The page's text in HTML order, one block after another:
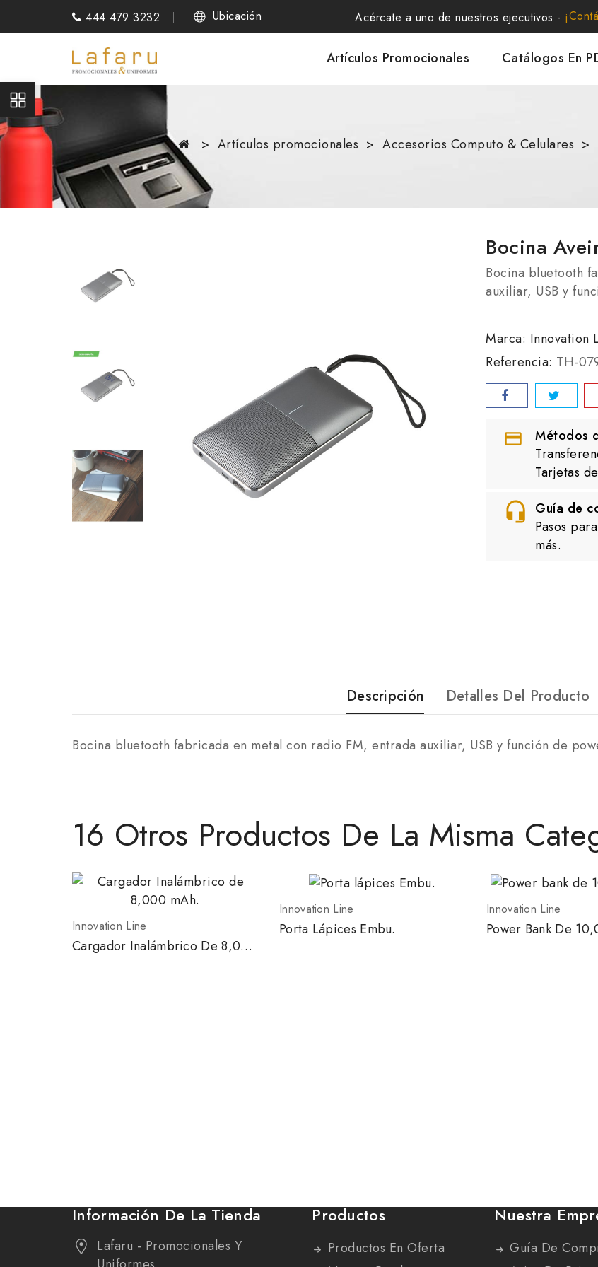
444 479 3232 Ubicación Acércate a uno de nuestros ejecutivos -
Artículos Promocionales Catálogos En
Artículos promocionales Accesorios Computo & Celulares
Bocina
Bocina bluetooth
auxiliar, USB y
Marca: Innovation
Referencia: TH-
Métodos
Tarjetas
Guía de
Pasos
más.
Descripción Detalles Del Producto
Bocina bluetooth fabricada en metal con radio FM, entrada auxiliar, USB y función de
16 Otros Productos De La Misma
Innovation Line
Cargador Inalámbrico De 8,000
Innovation Line
Porta Lápices Embu.
Innovation Line
Power Bank De
Información De La Tienda
Lafaru - Promocionales Y
Productos
Productos En Oferta
Nuestra
Guía De